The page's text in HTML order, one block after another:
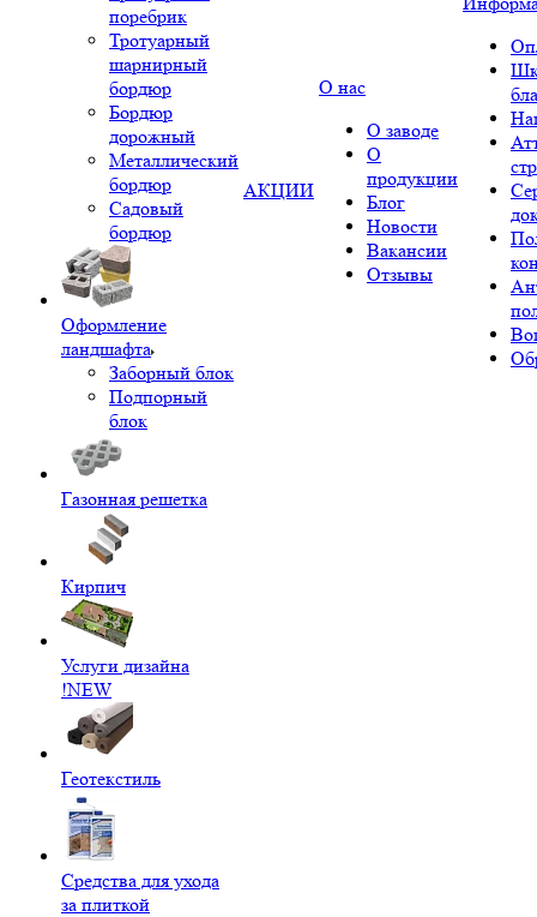
поребрик
Тротуарный
шарнирный
бордюр
Бордюр
дорожный
Металлический
бордюр
Садовый
бордюр
Оформление
ландшафта
Заборный блок
Подпорный
блок
Газонная решетка
Кирпич
Услуги дизайна
!NEW
Геотекстиль
Средства для ухода
за плиткой
АКЦИИ
О нас
О заводе
О
продукции
Блог
Новости
Вакансии
Отзывы